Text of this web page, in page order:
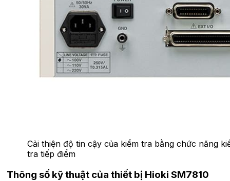
Cải thiện độ tin cậy của kiểm tra bằng chức năng
tra tiếp điểm
Thông số kỹ thuật của thiết bị Hioki SM7810